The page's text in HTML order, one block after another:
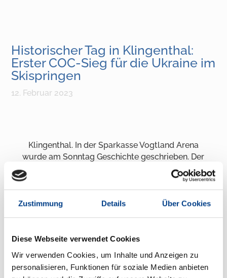
Zustimmung Details Über Cookies
Diese Webseite verwendet Cookies
Wir verwenden Cookies, um Inhalte und Anzeigen zu
personalisieren, Funktionen für soziale Medien anbieten
Historischer Tag in Klingenthal:
Erster COC-Sieg für die Ukraine im
Skispringen
12. Februar 2023
Klingenthal. In der Sparkasse Vogtland Arena
wurde am Sonntag Geschichte geschrieben. Der
Ukrainer Yevhen Marusiak (266,4 P.) holte zum
ersten Mal einen Sieg im FIS Continental Cup
der Skispringer für sein Land. „Es fühlt sich
großartig an. Ich weiß nicht, was ich sagen soll.
Karriere. Nach dem Kulm-Wochenende habe ich
dass es besser und besser wird“, so der
ukrainische Überraschungssieger. Mit einem